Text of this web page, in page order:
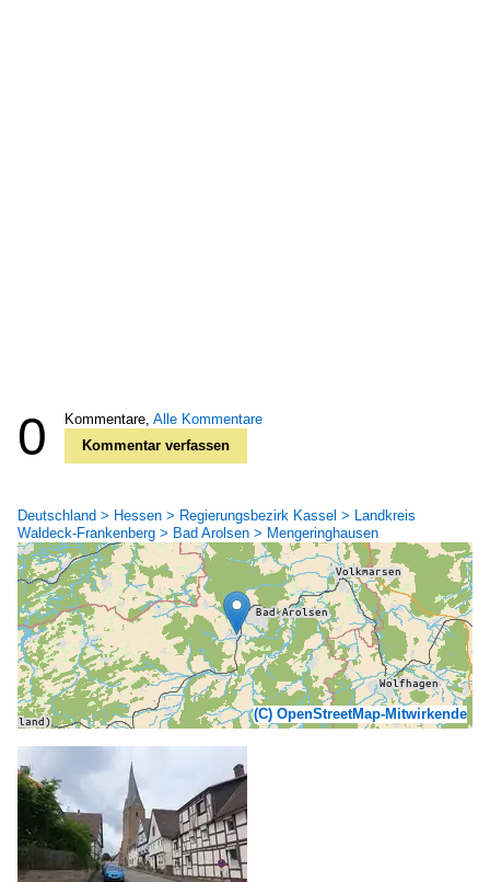
0 Kommentare, Alle Kommentare
Kommentar verfassen
Deutschland > Hessen > Regierungsbezirk Kassel > Landkreis
Waldeck-Frankenberg > Bad Arolsen > Mengeringhausen
(C) OpenStreetMap-Mitwirkende